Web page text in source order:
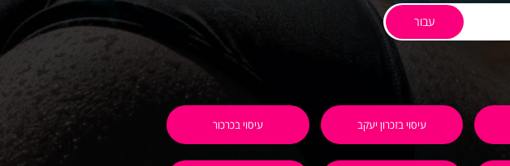
עבור
עיסוי בזכרון יעקב עיסוי בכרכור